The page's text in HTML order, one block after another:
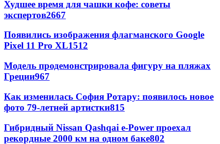
Худшее время для чашки кофе: советы
экспертов2667
Появились изображения флагманского Google
Pixel 11 Pro XL1512
Модель продемонстрировала фигуру на пляжах
Греции967
Как изменилась София Ротару: появилось новое
фото 79-летней артистки815
Гибридный Nissan Qashqai e-Power проехал
рекордные 2000 км на одном баке802